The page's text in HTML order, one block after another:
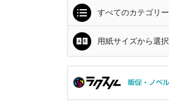
すべてのカテゴリー
用紙サイズから選択